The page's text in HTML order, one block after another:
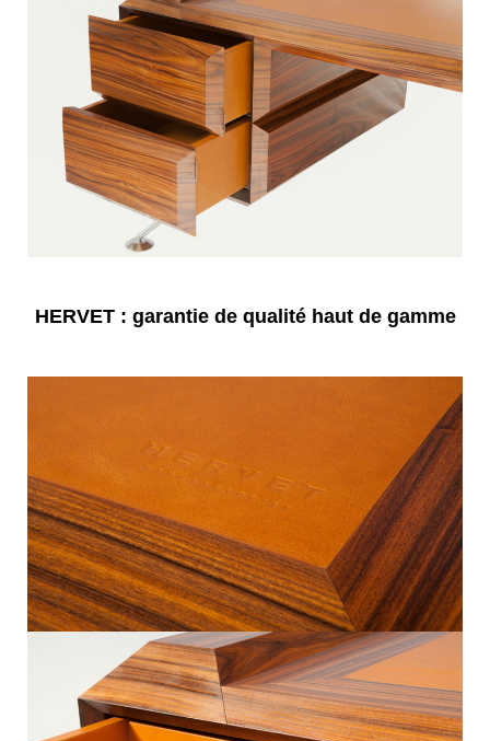
HERVET : garantie de qualité haut de gamme